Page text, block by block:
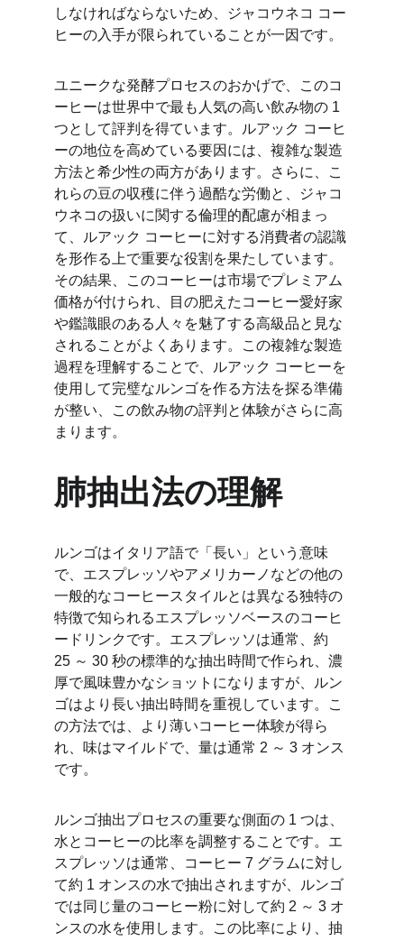
しなければならないため、ジャコウネコ コー
ヒーの入手が限られていることが一因です。
ユニークな発酵プロセスのおかげで、このコ
ーヒーは世界中で最も人気の高い飲み物の 1
つとして評判を得ています。ルアック コーヒ
ーの地位を高めている要因には、複雑な製造
方法と希少性の両方があります。さらに、こ
れらの豆の収穫に伴う過酷な労働と、ジャコ
ウネコの扱いに関する倫理的配慮が相まっ
て、ルアック コーヒーに対する消費者の認識
を形作る上で重要な役割を果たしています。
その結果、このコーヒーは市場でプレミアム
価格が付けられ、目の肥えたコーヒー愛好家
や鑑識眼のある人々を魅了する高級品と見な
されることがよくあります。この複雑な製造
過程を理解することで、ルアック コーヒーを
使用して完璧なルンゴを作る方法を探る準備
が整い、この飲み物の評判と体験がさらに高
まります。
肺抽出法の理解
ルンゴはイタリア語で「長い」という意味
で、エスプレッソやアメリカーノなどの他の
一般的なコーヒースタイルとは異なる独特の
特徴で知られるエスプレッソベースのコーヒ
ードリンクです。エスプレッソは通常、約
25 ～ 30 秒の標準的な抽出時間で作られ、濃
厚で風味豊かなショットになりますが、ルン
ゴはより長い抽出時間を重視しています。こ
の方法では、より薄いコーヒー体験が得ら
れ、味はマイルドで、量は通常 2 ～ 3 オンス
です。
ルンゴ抽出プロセスの重要な側面の 1 つは、
水とコーヒーの比率を調整することです。エ
スプレッソは通常、コーヒー 7 グラムに対し
て約 1 オンスの水で抽出されますが、ルンゴ
では同じ量のコーヒー粉に対して約 2 ～ 3 オ
ンスの水を使用します。この比率により、抽